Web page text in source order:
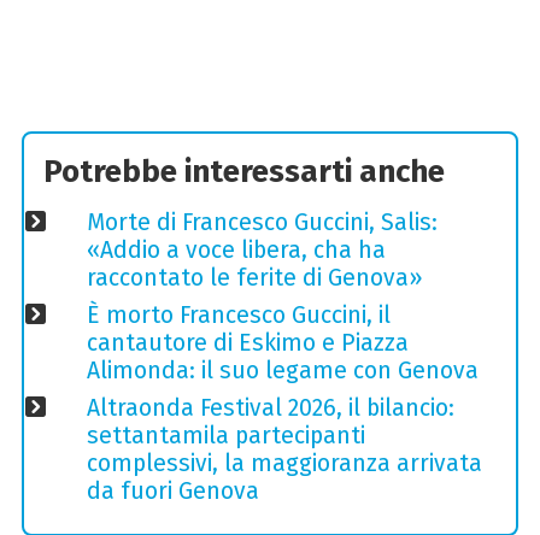
Potrebbe interessarti anche
Morte di Francesco Guccini, Salis:
«Addio a voce libera, cha ha
raccontato le ferite di Genova»
È morto Francesco Guccini, il
cantautore di Eskimo e Piazza
Alimonda: il suo legame con Genova
Altraonda Festival 2026, il bilancio:
settantamila partecipanti
complessivi, la maggioranza arrivata
da fuori Genova